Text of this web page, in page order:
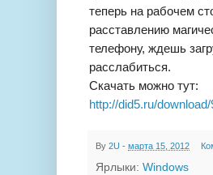
теперь на рабочем
расставлению
телефону, ждешь
расслабиться.
Скачать можно тут:
http://did5.ru/download/
By 2U - марта 15, 2012
Ярлыки: Windows